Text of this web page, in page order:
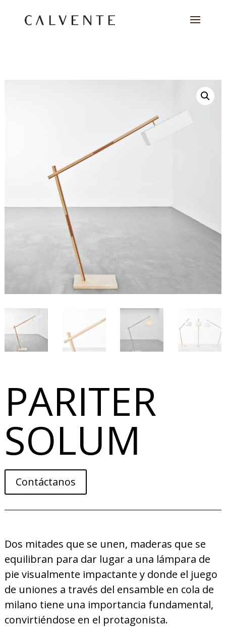
PARITER
SOLUM
Contáctanos
Dos mitades que se unen, maderas que se
equilibran para dar lugar a una lámpara de
pie visualmente impactante y donde el juego
de uniones a través del ensamble en cola de
milano tiene una importancia fundamental,
convirtiéndose en el protagonista.